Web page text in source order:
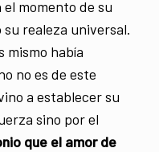
momento de su
realeza universal.
mismo había
no es de este
a establecer su
sino por el
que el amor de